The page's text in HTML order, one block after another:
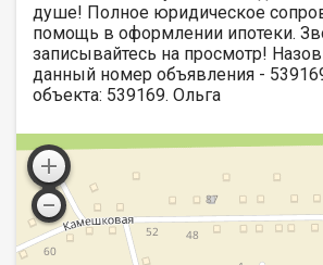
душе! Полное юридическое
помощь в оформлении ипотеки.
записывайтесь на просмотр!
данный номер объявления -
объекта: 539169. Ольга